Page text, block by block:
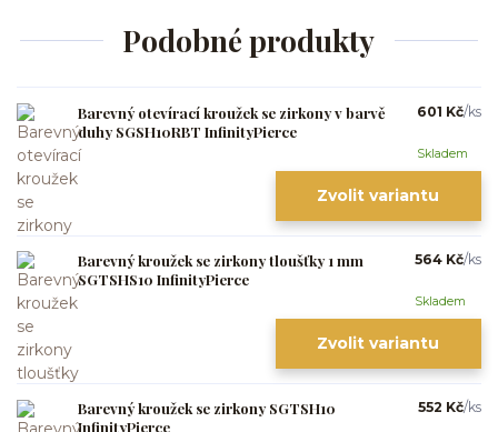
Podobné produkty
Barevný otevírací kroužek se zirkony v barvě
duhy SGSH10RBT InfinityPierce
601 Kč/ks
Skladem
Zvolit variantu
Barevný kroužek se zirkony tloušťky 1 mm
SGTSHS10 InfinityPierce
564 Kč/ks
Skladem
Zvolit variantu
Barevný kroužek se zirkony SGTSH10
InfinityPierce
552 Kč/ks